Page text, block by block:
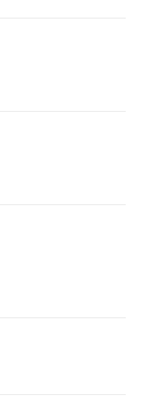
na
i trudne
rynku
oraz HVAC